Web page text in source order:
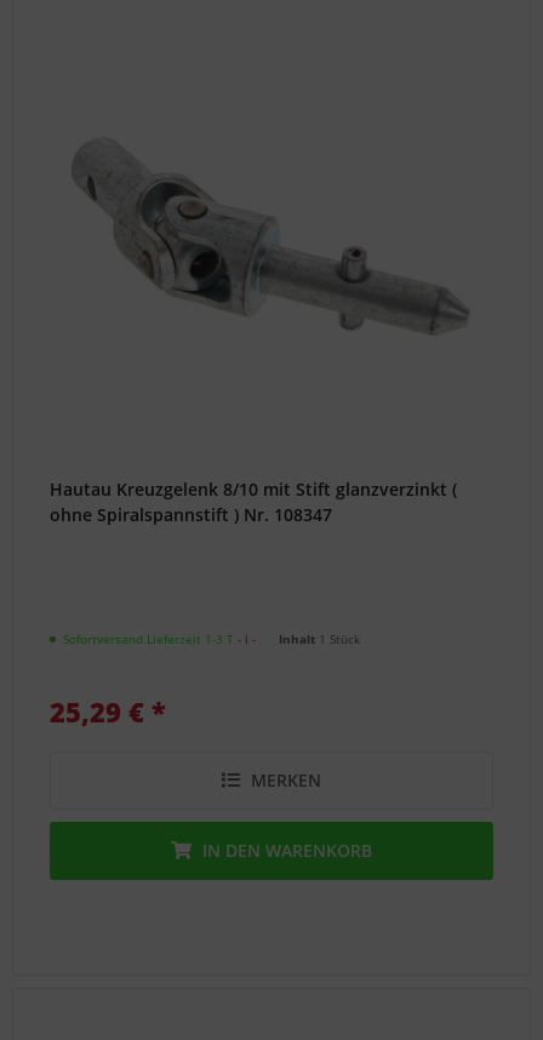
Hautau Kreuzgelenk 8/10 mit Stift glanzverzinkt (
ohne Spiralspannstift ) Nr. 108347
Sofortversand Lieferzeit 1-3 T- ℹ - Inhalt 1 Stück
25,29 € *
MERKEN
IN DEN WARENKORB